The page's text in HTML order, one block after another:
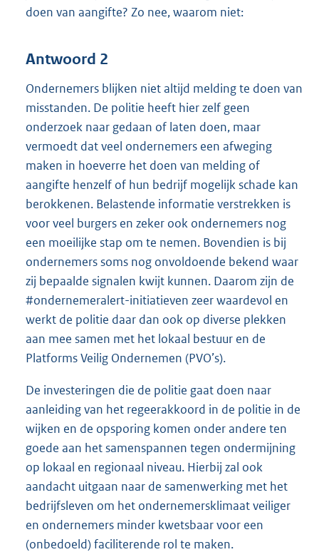
doen van aangifte? Zo nee, waarom niet:
Antwoord 2
Ondernemers blijken niet altijd melding te doen van
misstanden. De politie heeft hier zelf geen
onderzoek naar gedaan of laten doen, maar
vermoedt dat veel ondernemers een afweging
maken in hoeverre het doen van melding of
aangifte henzelf of hun bedrijf mogelijk schade kan
berokkenen. Belastende informatie verstrekken is
voor veel burgers en zeker ook ondernemers nog
een moeilijke stap om te nemen. Bovendien is bij
ondernemers soms nog onvoldoende bekend waar
zij bepaalde signalen kwijt kunnen. Daarom zijn de
#ondernemeralert-initiatieven zeer waardevol en
werkt de politie daar dan ook op diverse plekken
aan mee samen met het lokaal bestuur en de
Platforms Veilig Ondernemen (PVO’s).
De investeringen die de politie gaat doen naar
aanleiding van het regeerakkoord in de politie in de
wijken en de opsporing komen onder andere ten
goede aan het samenspannen tegen ondermijning
op lokaal en regionaal niveau. Hierbij zal ook
aandacht uitgaan naar de samenwerking met het
bedrijfsleven om het ondernemersklimaat veiliger
en ondernemers minder kwetsbaar voor een
(onbedoeld) faciliterende rol te maken.